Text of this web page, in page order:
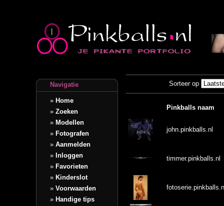
Navigatie
» Home
» Zoeken
» Modellen
» Fotografen
» Aanmelden
» Inloggen
» Favorieten
» Kinderslot
» Voorwaarden
» Handige tips
Sorteer op
Pinkballs naam
john.pinkballs.nl
timmer.pinkballs.nl